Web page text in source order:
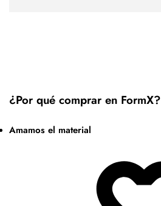
¿Por qué comprar en FormX?
Amamos el material